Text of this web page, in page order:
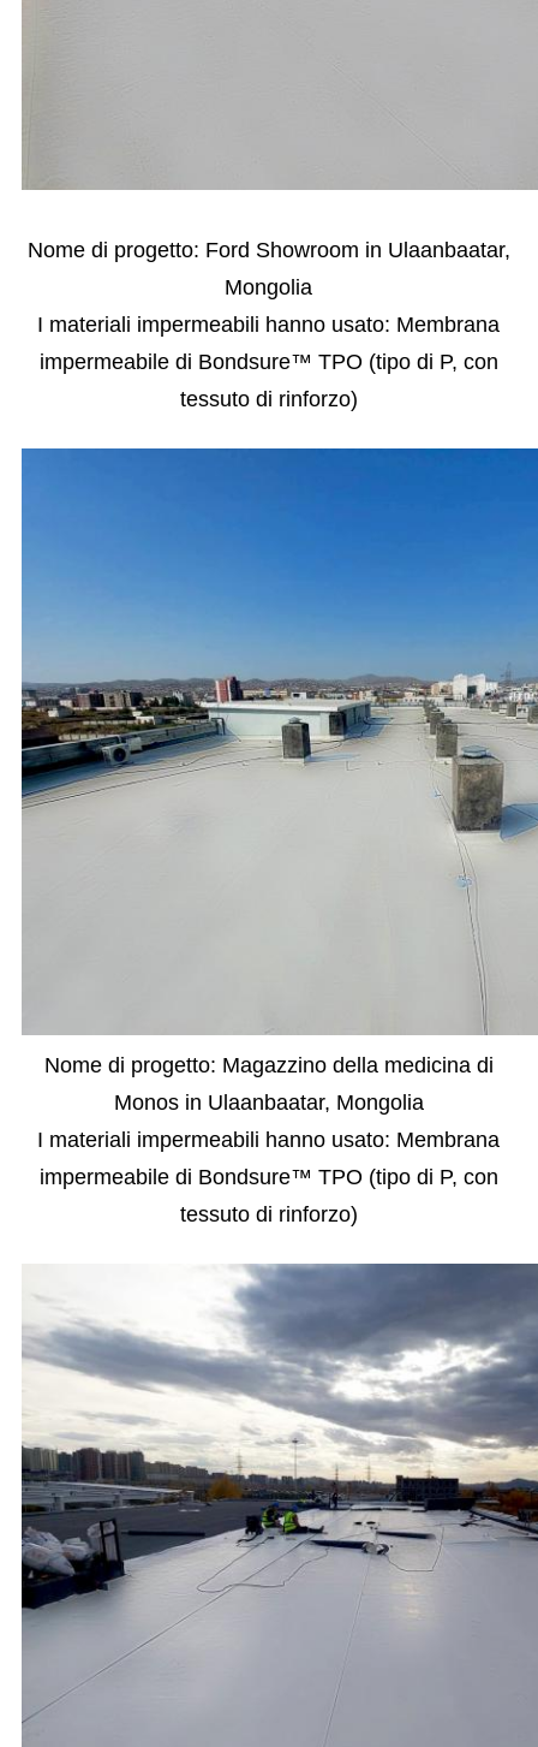
Nome di progetto: Ford Showroom in Ulaanbaatar,
Mongolia
I materiali impermeabili hanno usato: Membrana
impermeabile di Bondsure™ TPO (tipo di P, con
tessuto di rinforzo)
Nome di progetto: Magazzino della medicina di
Monos in Ulaanbaatar, Mongolia
I materiali impermeabili hanno usato: Membrana
impermeabile di Bondsure™ TPO (tipo di P, con
tessuto di rinforzo)